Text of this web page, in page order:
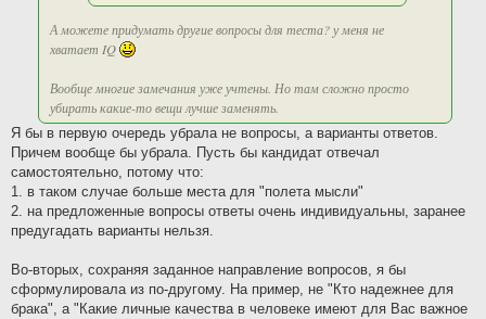
А можете придумать другие вопросы для теста? у меня не
хватает IQ
Вообще многие замечания уже учтены. Но там сложно просто
убирать какие-то вещи лучше заменять.
Я бы в первую очередь убрала не вопросы, а варианты ответов.
Причем вообще бы убрала. Пусть бы кандидат отвечал
самостоятельно, потому что:
1. в таком случае больше места для "полета мысли"
2. на предложенные вопросы ответы очень индивидуальны, заранее
предугадать варианты нельзя.
Во-вторых, сохраняя заданное направление вопросов, я бы
сформулировала из по-другому. На пример, не "Кто надежнее для
брака", а "Какие личные качества в человеке имеют для Вас важное